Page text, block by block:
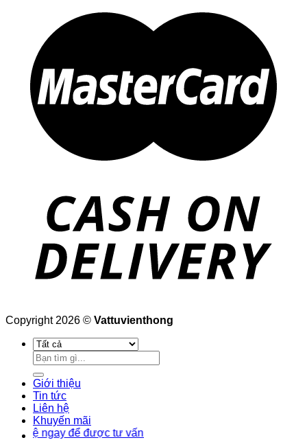
Copyright 2026 © Vattuvienthong
Tìm
kiếm:
Giới thiệu
Tin tức
Liên hệ
Khuyến mãi
để được tư vấn